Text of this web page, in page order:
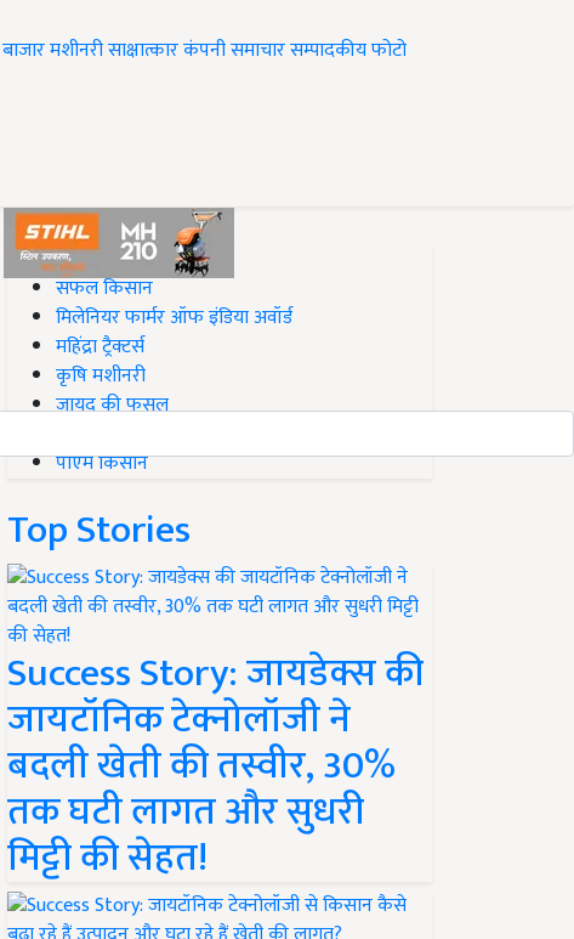
बाजारमशीनरीसाक्षात्कारकंपनी समाचारसम्पादकीयफोटो
#Top on Krishi Jagran
सफल किसान
मिलेनियर फार्मर ऑफ इंडिया अवॉर्ड
महिंद्रा ट्रैक्टर्स
कृषि मशीनरी
जायद की फसल
पीएम किसान
Top Stories
Success Story: जायडेक्स की
जायटॉनिक टेक्नोलॉजी ने
बदली खेती की तस्वीर, 30%
तक घटी लागत और सुधरी
मिट्टी की सेहत!